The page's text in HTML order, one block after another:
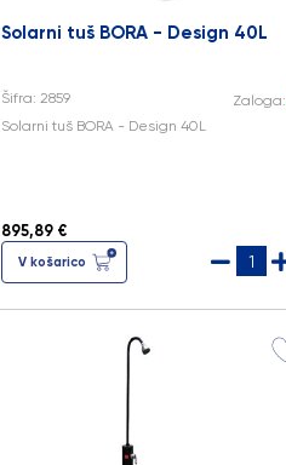
Solarni tuš BORA - Design 40L
Šifra: 2859
Zaloga:
Solarni tuš BORA - Design 40L
895,89 €
V košarico